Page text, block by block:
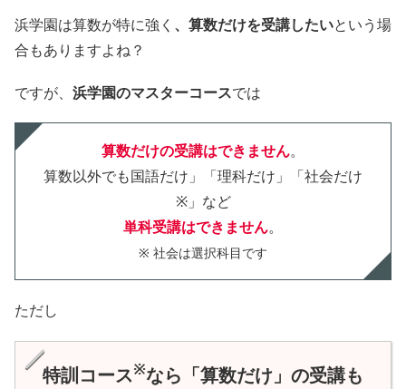
浜学園は算数が特に強く 、算数だけを受講したいという場
合もありますよね？
ですが、 浜学園のマスターコースでは
算数だけの受講はできません。
算数以外でも国語だけ」「理科だけ」「社会だけ
※」など
単科受講はできません。
※ 社会は選択科目です
ただし
特訓コース※なら「算数だけ」の受講も